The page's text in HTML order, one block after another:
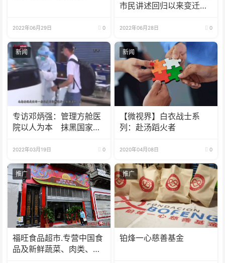
2022年06月29日 0
市民讲述回归以来变迁：
2022年06月28日 0
新闻
专访邓炳强：管理方舱医
院以人为本 抹黑国家支
2022年03月19日 0
新闻
【微视界】白衣战士系
列：赴汤蹈火者
2020年04月08日 0
推广
福旺食品超市.专营中国食
品及新鲜蔬菜、肉类、
推广
铂烽一心慈善基金